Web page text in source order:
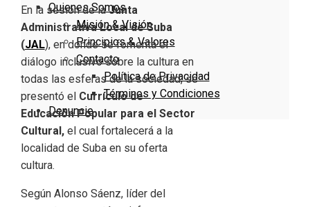
Quienes Somos
Misión & Visión
Principios & Valores
Contacto
Política de Privacidad
Términos y Condiciones
Denuncie
En la sesión de laJunta
Administrativa Local de Suba
(JAL), en donde se fomenta el
diálogo inclusivo sobre la cultura en
todas las esferas de la sociedad, se
presentó el Currículo de
Educación Popular para el Sector
Cultural, el cual fortalecerá a la
localidad de Suba en su oferta
cultura.
Según Alonso Sáenz, líder del